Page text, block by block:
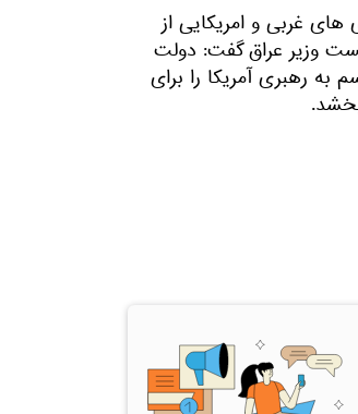
های غربی و امریکایی از
وزیر عراق گفت: دولت
به رهبری آمریکا را برای